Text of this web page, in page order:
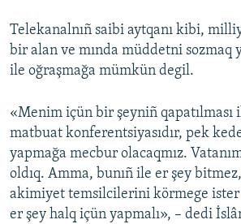
Telekanalnıñ saibi aytqanı kibi,
bir alan ve mında müddetni sozmaq
ile oğraşmağa mümkün degil.
«Menim içün bir şeyniñ qapatılması
matbuat konferentsiyasıdır, pek
yapmağa mecbur olacaqmız.
oldıq. Amma, bunıñ ile er şey
akimiyet temsilcilerini körmege
er şey halq içün yapmalı», – dedi